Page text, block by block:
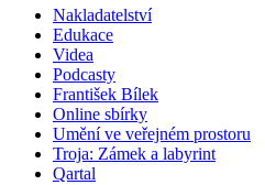
Nakladatelství
Edukace
Videa
Podcasty
František Bílek
Online sbírky
Umění ve veřejném prostoru
Troja: Zámek a labyrint
Qartal